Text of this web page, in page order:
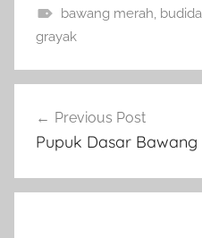
bawang merah,
grayak
pos
Previous Post
Pupuk Dasar Bawang